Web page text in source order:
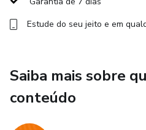
Estude do seu jeito e em
Saiba mais sobre
conteúdo